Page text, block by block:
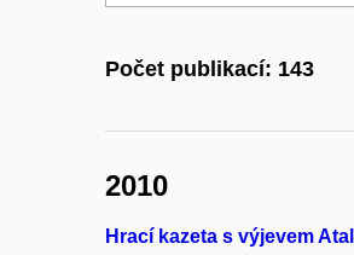
Počet publikací: 143
2010
Hrací kazeta s výjevem